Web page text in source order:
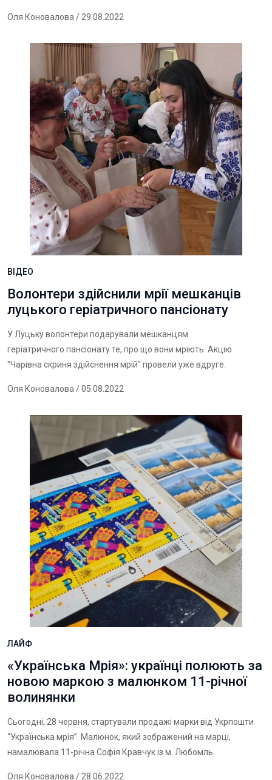
Оля Коновалова / 29.08.2022
ВІДЕО
Волонтери здійснили мрії мешканців
луцького геріатричного пансіонату
У Луцьку волонтери подарували мешканцям
геріатричного пансіонату те, про що вони мріють. Акцію
"Чарівна скриня здійснення мрій" провели уже вдруге.
Оля Коновалова / 05.08.2022
ЛАЙФ
«Українська Мрія»: українці полюють за
новою маркою з малюнком 11-річної
волинянки
Сьогодні, 28 червня, стартували продажі марки від Укрпошти
“Українська мрія”. Малюнок, який зображений на марці,
намалювала 11-річна Софія Кравчук із м. Любомль.
Оля Коновалова / 28.06.2022